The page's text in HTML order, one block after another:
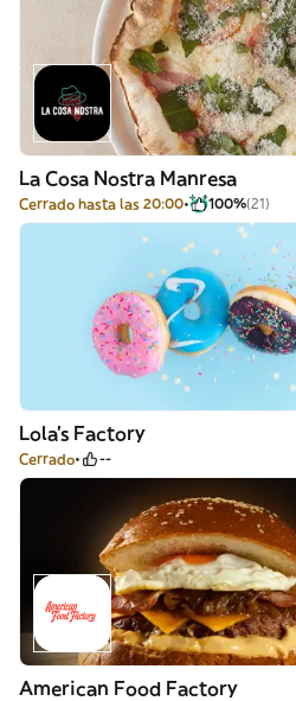
La Cosa Nostra Manresa
Cerrado hasta las 20:00 100%(21)
Lola’s Factory
Cerrado --
American Food Factory